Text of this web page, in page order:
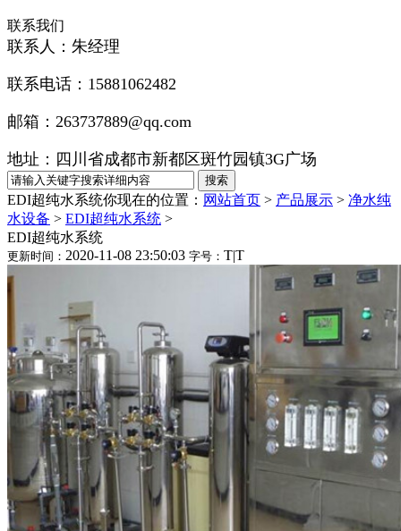
联系我们
联系人：朱经理
联系电话：15881062482
邮箱：263737889@qq.com
地址：四川省成都市新都区斑竹园镇3G广场
EDI超纯水系统你现在的位置： 网站首页 > 产品展示 > 净水纯
水设备 > EDI超纯水系统 >
EDI超纯水系统
更新时间： 2020-11-08 23:50:03 字号： T|T